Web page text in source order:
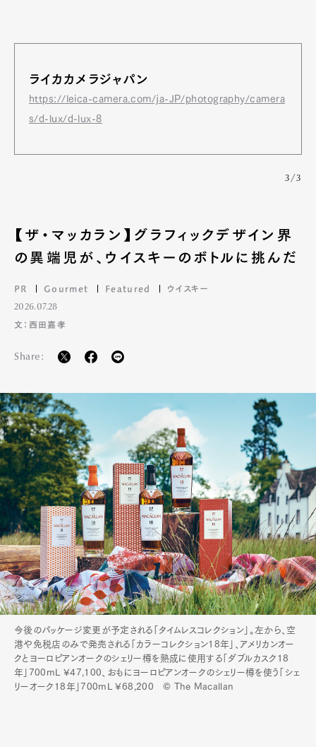
ライカカメラジャパン
https://leica-camera.com/ja-JP/photography/camera
s/d-lux/d-lux-8
3/3
【ザ・マッカラン】グラフィックデザイン界
の異端児が、ウイスキーのボトルに挑んだ
PR Gourmet Featured ウイスキー
2026.07.28
文：西田嘉孝
Share:
今後のパッケージ変更が予定される「タイムレスコレクション」。左から、空
港や免税店のみで発売される「カラーコレクション18年」、アメリカンオー
クとヨーロピアンオークのシェリー樽を熟成に使用する「ダブルカスク18
年」700mL ¥47,100、おもにヨーロピアンオークのシェリー樽を使う「シェ
リーオーク18年」700mL ¥68,200 © The Macallan